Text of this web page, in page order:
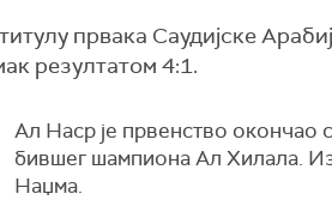
првака Саудијске
резултатом 4:1.
Ал Наср је првенство окончао
бившег шампиона Ал Хилала.
Наџма.